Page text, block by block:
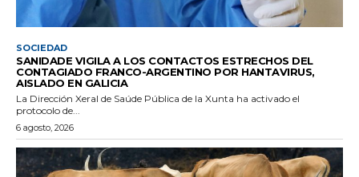
SOCIEDAD
SANIDADE VIGILA A LOS CONTACTOS ESTRECHOS DEL
CONTAGIADO FRANCO-ARGENTINO POR HANTAVIRUS,
AISLADO EN GALICIA
La Dirección Xeral de Saúde Pública de la Xunta ha activado el
protocolo de...
6 agosto, 2026